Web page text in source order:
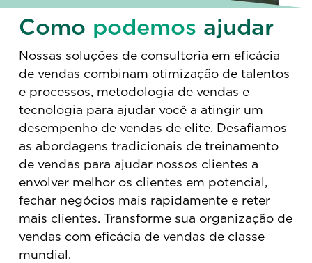
Como podemos ajudar
Nossas soluções de consultoria em eficácia
de vendas combinam otimização de talentos
e processos, metodologia de vendas e
tecnologia para ajudar você a atingir um
desempenho de vendas de elite. Desafiamos
as abordagens tradicionais de treinamento
de vendas para ajudar nossos clientes a
envolver melhor os clientes em potencial,
fechar negócios mais rapidamente e reter
mais clientes. Transforme sua organização de
vendas com eficácia de vendas de classe
mundial.